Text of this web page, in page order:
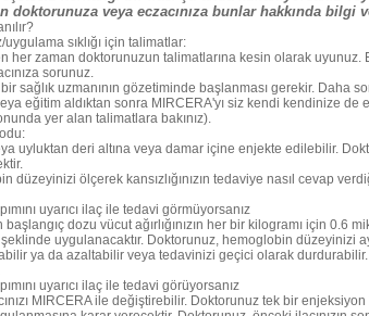
doktorunuza veya eczacınıza bunlar hakkında bilgi
sıklığı için talimatlar:
her zaman doktorunuzun talimatlarına kesin olarak uyunuz.
sorunuz.
sağlık uzmanının gözetiminde başlanması gerekir. Daha
eğitim aldıktan sonra MIRCERA'yı siz kendi kendinize de
yer alan talimatlara bakınız).
uyluktan deri altına veya damar içine enjekte edilebilir.
düzeyinizi ölçerek kansızlığınızın tedaviye nasıl cevap
uyarıcı ilaç ile tedavi görmüyorsanız
dozu vücut ağırlığınızın her bir kilogramı için 0.6
uygulanacaktır. Doktorunuz, hemoglobin düzeyinizi
ya da azaltabilir veya tedavinizi geçici olarak
uyarıcı ilaç ile tedavi görüyorsanız
MIRCERA ile değiştirebilir. Doktorunuz tek bir